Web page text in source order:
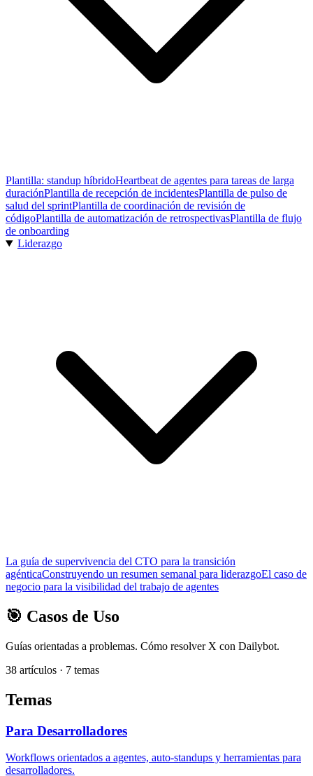
Plantilla: standup híbridoHeartbeat de agentes para tareas de larga
duraciónPlantilla de recepción de incidentesPlantilla de pulso de
salud del sprintPlantilla de coordinación de revisión de
códigoPlantilla de automatización de retrospectivasPlantilla de flujo
de onboarding
Liderazgo
La guía de supervivencia del CTO para la transición
agénticaConstruyendo un resumen semanal para liderazgoEl caso de
negocio para la visibilidad del trabajo de agentes
🎯 Casos de Uso
Guías orientadas a problemas. Cómo resolver X con Dailybot.
38 artículos · 7 temas
Temas
Para Desarrolladores
Workflows orientados a agentes, auto-standups y herramientas para
desarrolladores.